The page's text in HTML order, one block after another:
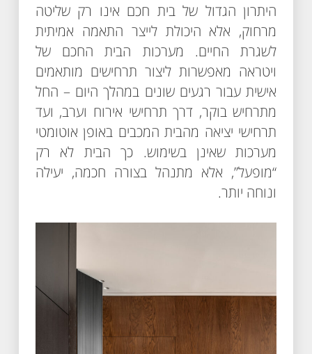
היתרון הגדול של בית חכם אינו רק שליטה
מרחוק, אלא היכולת לייצר התאמה אמיתית
לשגרת החיים. מערכות הבית החכם של
ויטראה מאפשרות ליצור תרחישים מותאמים
אישית עבור רגעים שונים במהלך היום – החל
מתרחיש בוקר, דרך תרחישי אירוח וערב, ועד
תרחישי יציאה מהבית המכבים באופן אוטומטי
מערכות שאינן בשימוש. כך הבית לא רק
“מופעל”, אלא מתנהל בצורה חכמה, יעילה
ונוחה יותר.